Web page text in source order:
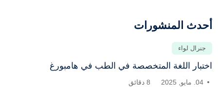
أحدث المنشورات
جنرال لواء
اختبار اللغة المتخصصة في الطب في هامبورغ
04. مايو, 2025 8 دقائق